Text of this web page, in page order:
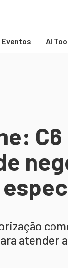
Eventos AI
C6
atender